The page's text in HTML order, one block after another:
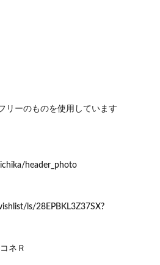
リーのものを使用しています
header_photo
ls/28EPBKL3Z37SX?
ネＲ